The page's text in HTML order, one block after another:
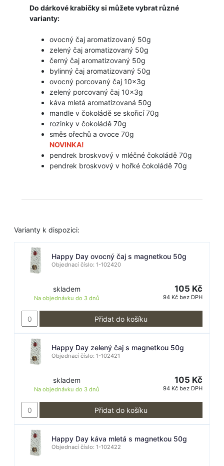
Do dárkové krabičky si můžete vybrat různé
varianty:
ovocný čaj aromatizovaný 50g
zelený čaj aromatizovaný 50g
černý čaj aromatizovaný 50g
bylinný čaj aromatizovaný 50g
ovocný porcovaný čaj 10x3g
zelený porcovaný čaj 10x3g
káva mletá aromatizovaná 50g
mandle v čokoládě se skořicí 70g
rozinky v čokoládě 70g
směs ořechů a ovoce 70g
NOVINKA!
pendrek broskvový v mléčné čokoládě 70g
pendrek broskvový v hořké čokoládě 70g
Varianty k dispozici:
Happy Day ovocný čaj s magnetkou 50g
Objednací číslo: 1-102420
skladem
Na objednávku do 3 dnů
105 Kč
94 Kč bez DPH
Přidat do košíku
Happy Day zelený čaj s magnetkou 50g
Objednací číslo: 1-102421
skladem
Na objednávku do 3 dnů
105 Kč
94 Kč bez DPH
Přidat do košíku
Happy Day káva mletá s magnetkou 50g
Objednací číslo: 1-102422